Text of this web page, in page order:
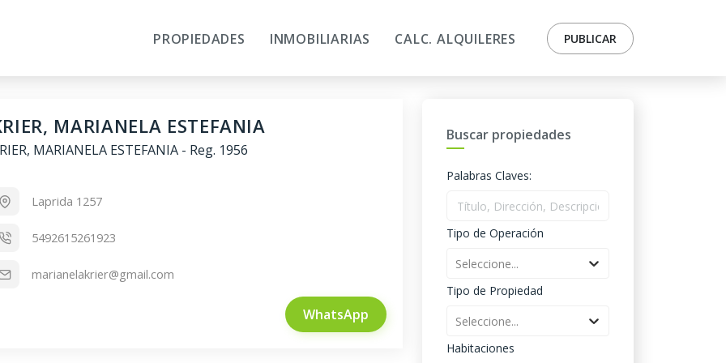
PROPIEDADES INMOBILIARIAS CALC. ALQUILERES PUBLICAR
MARIANELA ESTEFANIA
MARIANELA ESTEFANIA - Reg. 1956
Laprida 1257
5492615261923
marianelakrier@gmail.com
WhatsApp
Buscar propiedades
Palabras Claves:
Tipo de Operación
Seleccione...
Tipo de Propiedad
Seleccione...
Habitaciones